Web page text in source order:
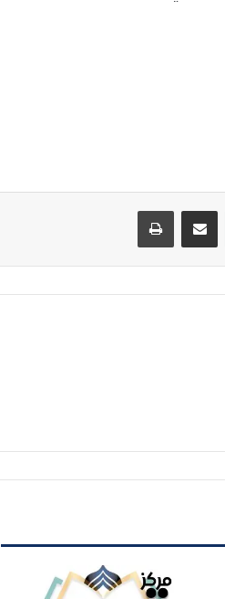
مشاركة عبر البريد طباعة